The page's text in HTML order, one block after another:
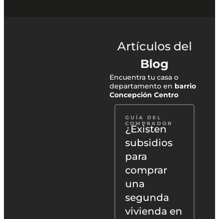
Artículos del
Blog
Encuentra tu casa o
departamento en barrio
Concepción Centro
GUÍA DEL
COMPRADOR
¿Existen
subsidios
comprar
segunda
vivienda en